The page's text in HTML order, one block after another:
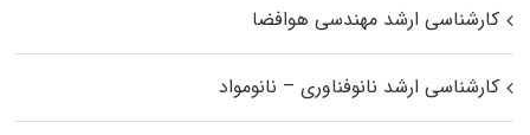
کارشناسی ارشد مهندسی هوافضا
کارشناسی ارشد نانوفناوری – نانومواد